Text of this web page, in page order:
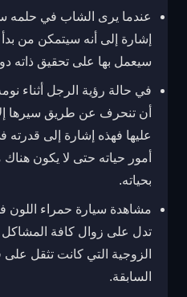
عندما يرى الشاب في حلمه
إشارة إلى أنه سيتمكن من
سيعمل بها على تحقيق ذاته
في حالة رؤية الرجل أثناء
أن تنحرف عن طريق سيرها
عليها فهذه إشارة إلى
أمور حياته حتى لا يكون
بحياته.
مشاهدة سيارة حمراء اللون
تدل على زوال كافة المشاكل
الزوجية التي كانت تثقل على
السابقة.